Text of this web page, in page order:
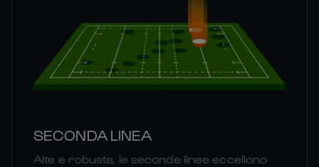
SECONDA LINEA
Alte e robuste, le seconde linee eccellono